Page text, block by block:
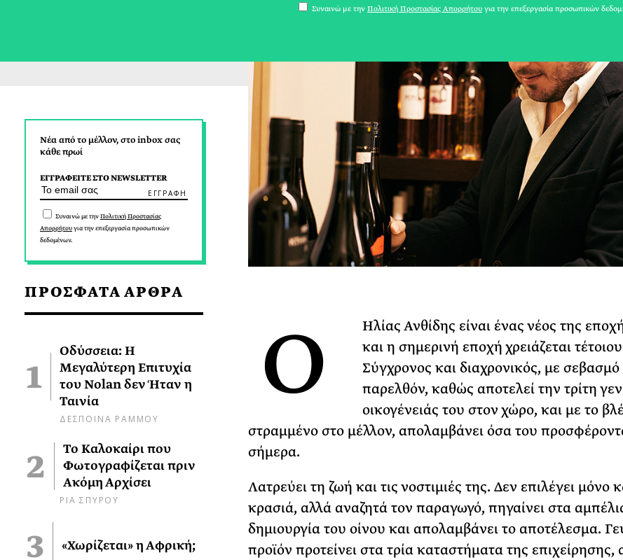
Νέα από το μέλλον, στο inbox σας
κάθε πρωί
ΕΓΓΡΑΦΕΙΤΕ ΣΤΟ NEWSLETTER
Συναινώ με τηνΠολιτική Προστασίας
Απορρήτουγια την επεξεργασία προσωπικών
δεδομένων.
ΠΡΟΣΦΑΤΑ ΑΡΘΡΑ
Οδύσσεια: Η
Μεγαλύτερη Επιτυχία
του Nolan δεν Ήταν η
Ταινία
ΔΕΣΠΟΙΝΑ ΡΑΜΜΟΥ
Το Καλοκαίρι που
Φωτογραφίζεται πριν
Ακόμη Αρχίσει
ΡΙΑ ΣΠΥΡΟΥ
«Χωρίζεται» η Αφρική;
Ο
Ηλίας Ανθίδης είναι ένας νέος της
και η σημερινή εποχή χρειάζεται
Σύγχρονος και διαχρονικός, με σεβασμό
παρελθόν, καθώς αποτελεί την τρίτη
οικογένειάς του στον χώρο, και με το
στραμμένο στο μέλλον, απολαμβάνει όσα του
σήμερα.
Λατρεύει τη ζωή και τις νοστιμιές της. Δεν επιλέγει μόνο
κρασιά, αλλά αναζητά τον παραγωγό, πηγαίνει στα
δημιουργία του οίνου και απολαμβάνει το αποτέλεσμα.
προϊόν προτείνει στα τρία καταστήματα της επιχείρησης,
Ακόμη Αρχίσει
ΡΙΑ ΣΠΥΡΟΥ
Συναινώ με την Πολιτική Προστασίας Απορρήτου για την επεξεργασία προσωπικών